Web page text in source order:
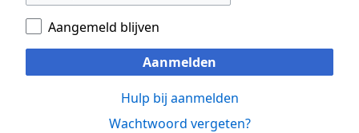
Aangemeld blijven
Aanmelden
Hulp bij aanmelden
Wachtwoord vergeten?